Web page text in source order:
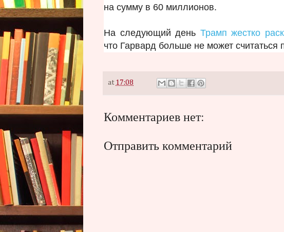
на сумму в 60 миллионов.
На следующий день Трамп жестко
что Гарвард больше не может
at 17:08
Комментариев нет:
Отправить комментарий